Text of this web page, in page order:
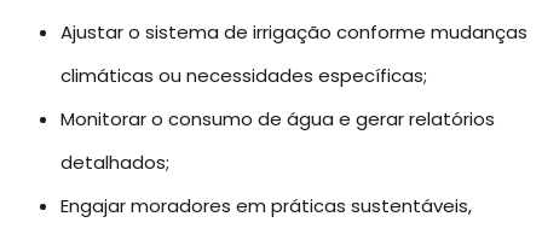
Ajustar o sistema de irrigação conforme mudanças
climáticas ou necessidades específicas;
Monitorar o consumo de água e gerar relatórios
detalhados;
Engajar moradores em práticas sustentáveis,